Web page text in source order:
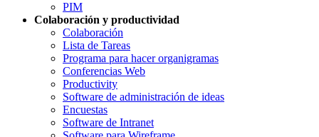
PIM
Colaboración y productividad
Colaboración
Lista de Tareas
Programa para hacer organigramas
Conferencias Web
Productivity
Software de administración de ideas
Encuestas
Software de Intranet